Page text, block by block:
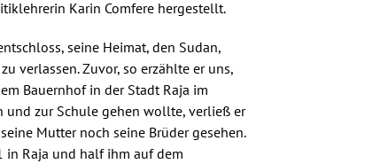
Karin Comfere hergestellt.
seine Heimat, den Sudan,
verlassen. Zuvor, so erzählte er uns,
Bauernhof in der Stadt Raja im
und zur Schule gehen wollte, verließ er
Mutter noch seine Brüder gesehen.
in Raja und half ihm auf dem